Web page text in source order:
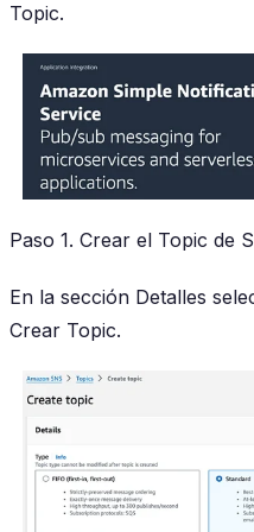
Topic.
Paso 1. Crear el Topic de
En la sección Detalles
Crear Topic.